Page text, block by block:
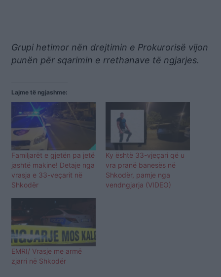
Grupi hetimor nën drejtimin e Prokurorisë vijon
punën për sqarimin e rrethanave të ngjarjes.
Lajme të ngjashme:
Familjarët e gjetën pa jetë
jashtë makine! Detaje nga
vrasja e 33-veçarit në
Shkodër
Ky është 33-vjeçari që u
vra pranë banesës në
Shkodër, pamje nga
vendngjarja (VIDEO)
EMRI/ Vrasje me armë
zjarri në Shkodër